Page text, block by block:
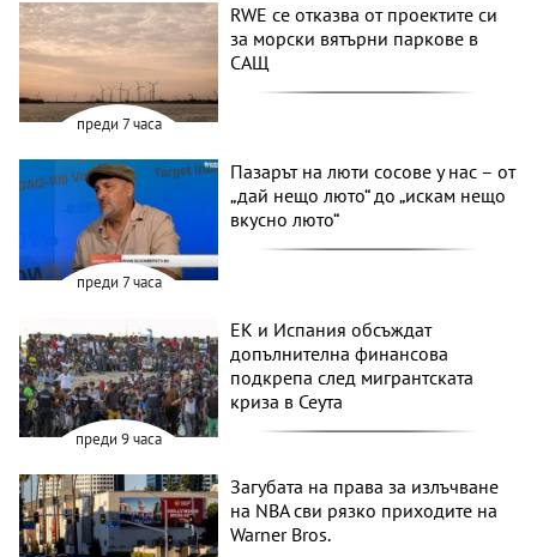
преди 7 часа
RWE се отказва от проектите си
за морски вятърни паркове в
САЩ
преди 7 часа
Пазарът на люти сосове у нас – от
„дай нещо люто“ до „искам нещо
вкусно люто“
преди 9 часа
ЕК и Испания обсъждат
допълнителна финансова
подкрепа след мигрантската
криза в Сеута
Загубата на права за излъчване
на NBA сви рязко приходите на
Warner Bros.